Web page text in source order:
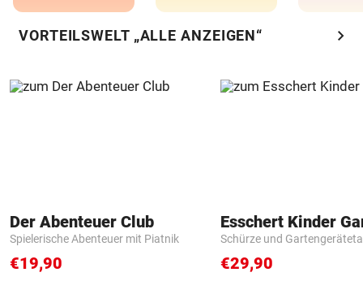
VORTEILSWELT „ALLE ANZEIGEN“ chevron_right
Der Abenteuer Club
Spielerische Abenteuer mit Piatnik
€19,90
Schürze und
€29,90